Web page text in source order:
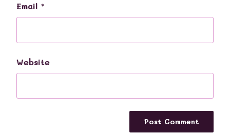
Email *
Website